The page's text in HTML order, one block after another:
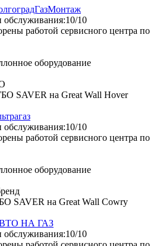
обслуживания:10/10
работой сервисного центра по
оборудование
SAVER на Great Wall Hover
обслуживания:10/10
работой сервисного центра по
оборудование
SAVER на Great Wall Cowry
НА ГАЗ
обслуживания:10/10